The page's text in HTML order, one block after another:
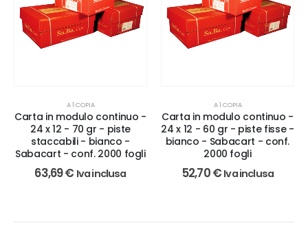
A 1 COPIA
Carta in modulo continuo -
24 x 12 - 70 gr - piste
staccabili - bianco -
Sabacart - conf. 2000 fogli
63,69€ Iva inclusa
A 1 COPIA
Carta in modulo continuo -
24 x 12 - 60 gr - piste fisse -
bianco - Sabacart - conf.
2000 fogli
52,70€ Iva inclusa